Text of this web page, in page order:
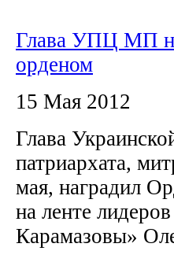
Глава УПЦ МП
орденом
15 Мая 2012
Глава
патриархата,
мая, наградил
на ленте
Карамазовы»